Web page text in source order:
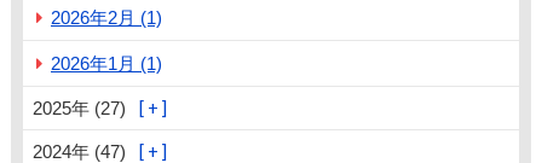
2026年2月 (1)
2026年1月 (1)
2025年 (27)
2024年 (47)